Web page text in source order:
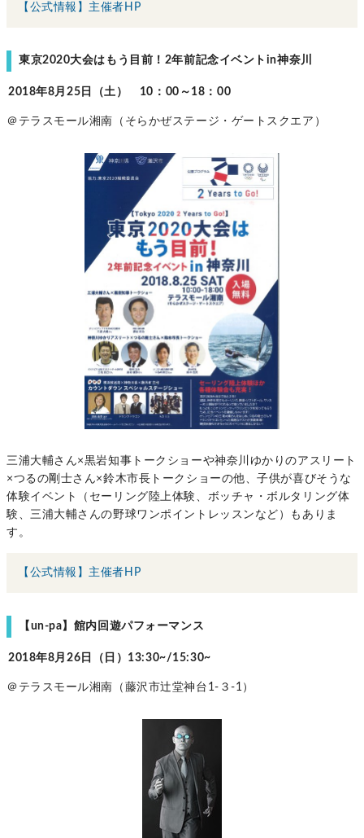
【公式情報】主催者HP
東京2020大会はもう目前！2年前記念イベントin神奈川
2018年8月25日（土） 10：00～18：00
＠テラスモール湘南（そらかぜステージ・ゲートスクエア）
三浦大輔さん×黒岩知事トークショーや神奈川ゆかりのアスリート
×つるの剛士さん×鈴木市長トークショーの他、子供が喜びそうな
体験イベント（セーリング陸上体験、ボッチャ・ボルタリング体
験、三浦大輔さんの野球ワンポイントレッスンなど）もありま
す。
【公式情報】主催者HP
【un-pa】館内回遊パフォーマンス
2018年8月26日（日）13:30~/15:30~
＠テラスモール湘南（藤沢市辻堂神台1-３-1）